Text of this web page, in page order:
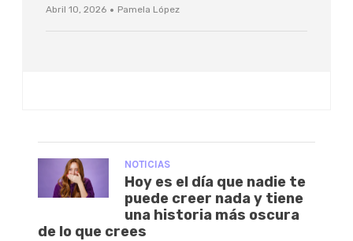
Abril 10, 2026 · Pamela López
NOTICIAS
Hoy es el día que nadie te
puede creer nada y tiene
una historia más oscura
de lo que crees